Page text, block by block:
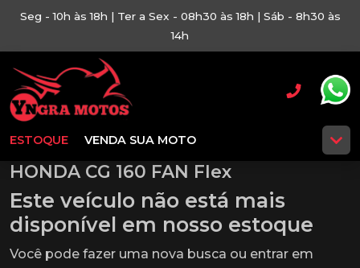
Seg - 10h às 18h | Ter a Sex - 08h30 às 18h | Sáb - 8h30 às
14h
ESTOQUE VENDA SUA MOTO
HONDA CG 160 FAN Flex
Este veículo não está mais
disponível em nosso estoque
Você pode fazer uma nova busca ou entrar em